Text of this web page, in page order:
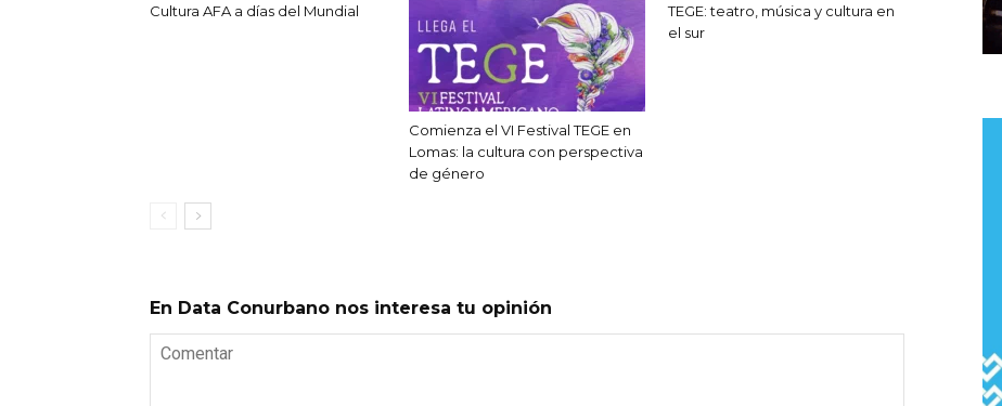
Cultura AFA a días del Mundial
Comienza el VI Festival TEGE en
Lomas: la cultura con perspectiva
de género
TEGE: teatro, música y cultura en
el sur
En Data Conurbano nos interesa tu opinión